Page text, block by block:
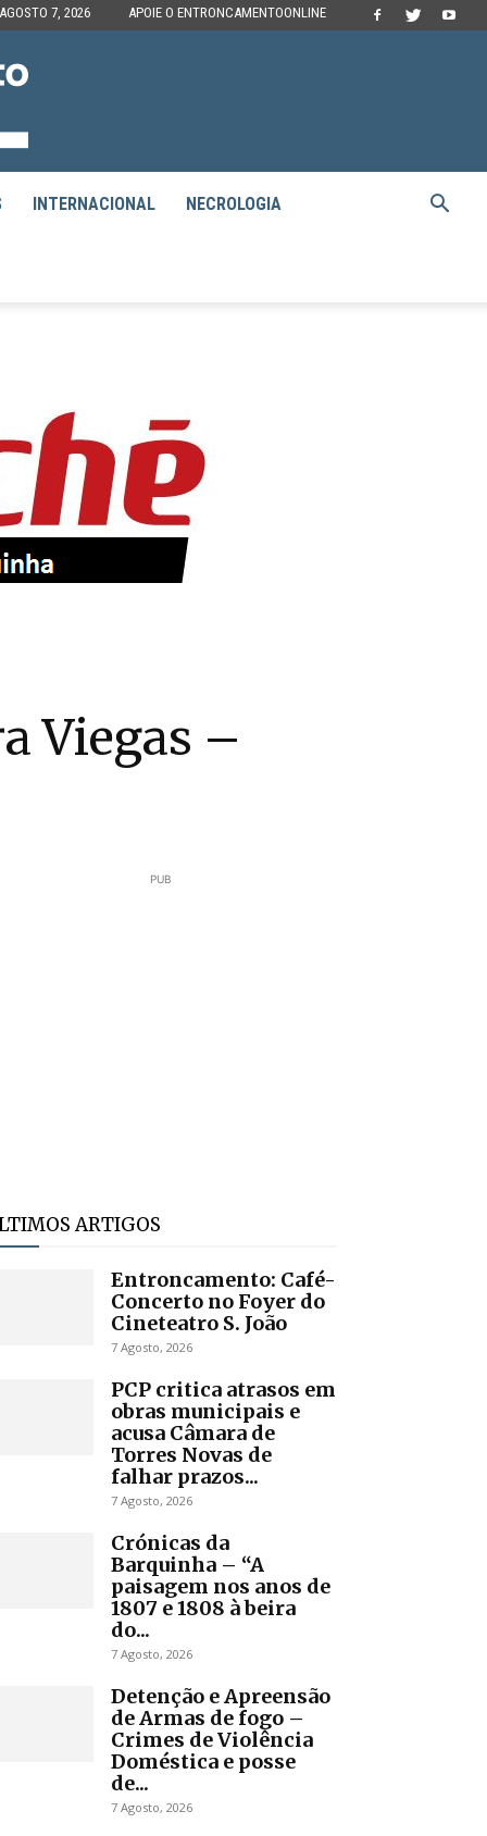
7, 2026 APOIE O ENTRONCAMENTOONLINE
INTERNACIONAL NECROLOGIA
Viegas –
PUB
ARTIGOS
Entroncamento: Café-
Concerto no Foyer do
Cineteatro S. João
7 Agosto, 2026
PCP critica atrasos em
obras municipais e
acusa Câmara de
Torres Novas de
falhar prazos...
7 Agosto, 2026
Crónicas da
Barquinha – “A
paisagem nos anos de
1807 e 1808 à beira
do...
7 Agosto, 2026
Detenção e Apreensão
de Armas de fogo –
Crimes de Violência
Doméstica e posse
de...
7 Agosto, 2026